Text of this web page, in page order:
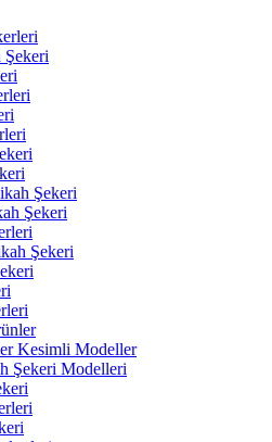
Şekeri
Şekeri
Şekeri
Şekeri
Kesimli Modeller
Şekeri Modelleri